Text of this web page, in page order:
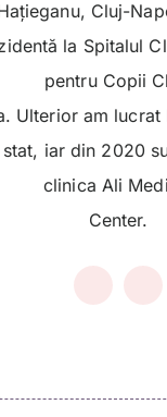
Cluj-
la Spitalul
pentru Copii
Ulterior am
iar din 2020
clinica Ali
Center.